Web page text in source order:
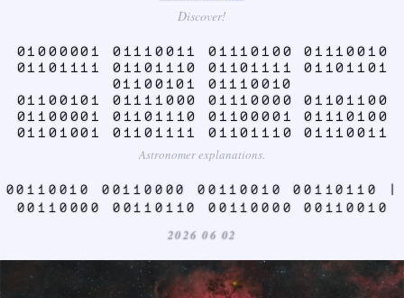
Discover!
01000001 01110011 01110100 01110010
01101111 01101110 01101111 01101101
01100101 01110010
01100101 01111000 01110000 01101100
01100001 01101110 01100001 01110100
01101001 01101111 01101110 01110011
Astronomer explanations.
00110010 00110000 00110010 00110110 |
00110000 00110110 00110000 00110010
2026 06 02